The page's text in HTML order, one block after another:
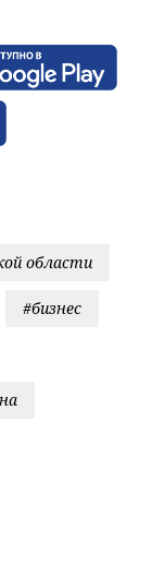
области
#бизнес